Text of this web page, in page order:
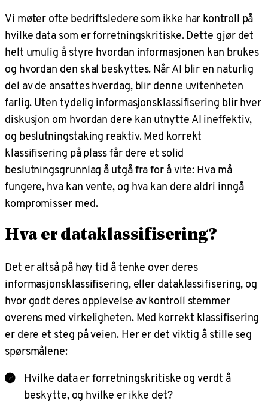
Vi møter ofte bedriftsledere som ikke har kontroll på
hvilke data som er forretningskritiske. Dette gjør det
helt umulig å styre hvordan informasjonen kan brukes
og hvordan den skal beskyttes. Når AI blir en naturlig
del av de ansattes hverdag, blir denne uvitenheten
farlig. Uten tydelig informasjonsklassifisering blir hver
diskusjon om hvordan dere kan utnytte AI ineffektiv,
og beslutningstaking reaktiv. Med korrekt
klassifisering på plass får dere et solid
beslutningsgrunnlag å utgå fra for å vite: Hva må
fungere, hva kan vente, og hva kan dere aldri inngå
kompromisser med.
Hva er dataklassifisering?
Det er altså på høy tid å tenke over deres
informasjonsklassifisering, eller dataklassifisering, og
hvor godt deres opplevelse av kontroll stemmer
overens med virkeligheten. Med korrekt klassifisering
er dere et steg på veien. Her er det viktig å stille seg
spørsmålene:
Hvilke data er forretningskritiske og verdt å
beskytte, og hvilke er ikke det?